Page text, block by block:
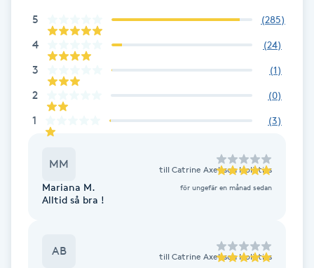
Faceliftmassage
Fet hårbotten
Fettreducering
Fibromassage
5 (285)
4 (24)
3 (1)
2 (0)
1 (3)
MM till Catrine Axelsson Holistics
Mariana M. för ungefär en månad sedan
Alltid så bra !
AB till Catrine Axelsson Holistics